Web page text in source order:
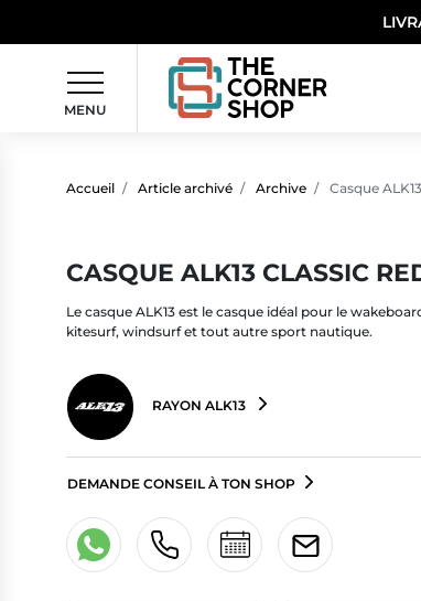
MENU
Accueil Article archivé Archive Casque
CASQUE ALK13 CLASSIC
Le casque ALK13 est le casque idéal pour le
kitesurf, windsurf et tout autre sport nautique.
RAYON ALK13
DEMANDE CONSEIL À TON SHOP